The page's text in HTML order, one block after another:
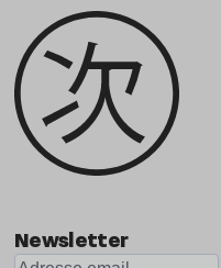
Newsletter